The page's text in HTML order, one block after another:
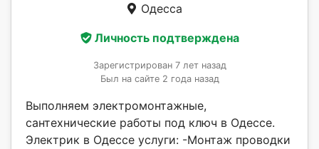
Одесса
Личность подтверждена
Зарегистрирован 7 лет назад
Был на сайте 2 года назад
Выполняем электромонтажные,
сантехнические работы под ключ в Одессе.
Электрик в Одессе услуги: -Монтаж проводки